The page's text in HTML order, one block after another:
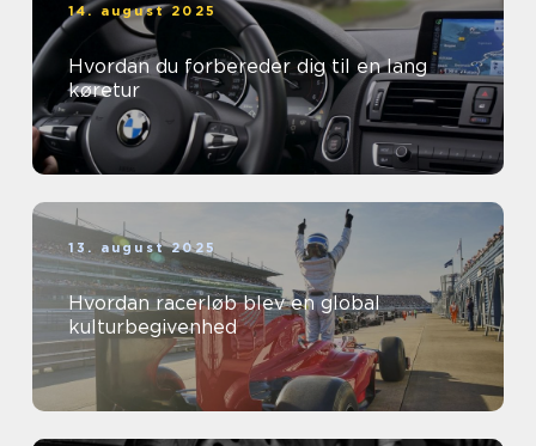
14. august 2025
Hvordan du forbereder dig til en lang
køretur
13. august 2025
Hvordan racerløb blev en global
kulturbegivenhed